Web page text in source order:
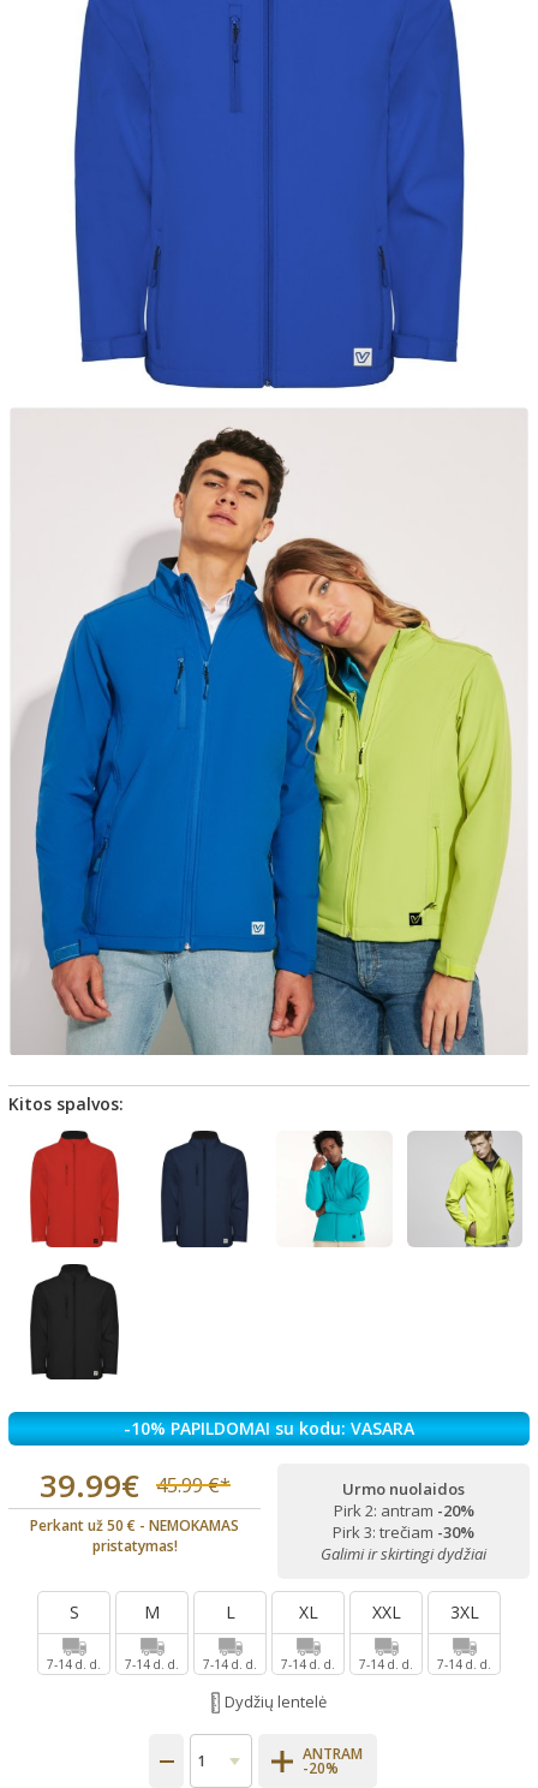
Kitos spalvos:
-10% PAPILDOMAI su kodu: VASARA
39.99€ 45.99 €*
Perkant už 50 € - NEMOKAMAS
pristatymas!
Urmo nuolaidos
Pirk 2: antram -20%
Pirk 3: trečiam -30%
Galimi ir skirtingi dydžiai
S
7-14 d. d.
M
7-14 d. d.
L
7-14 d. d.
XL
7-14 d. d.
XXL
7-14 d. d.
3XL
7-14 d. d.
Dydžių lentelė
ANTRAM
-20%